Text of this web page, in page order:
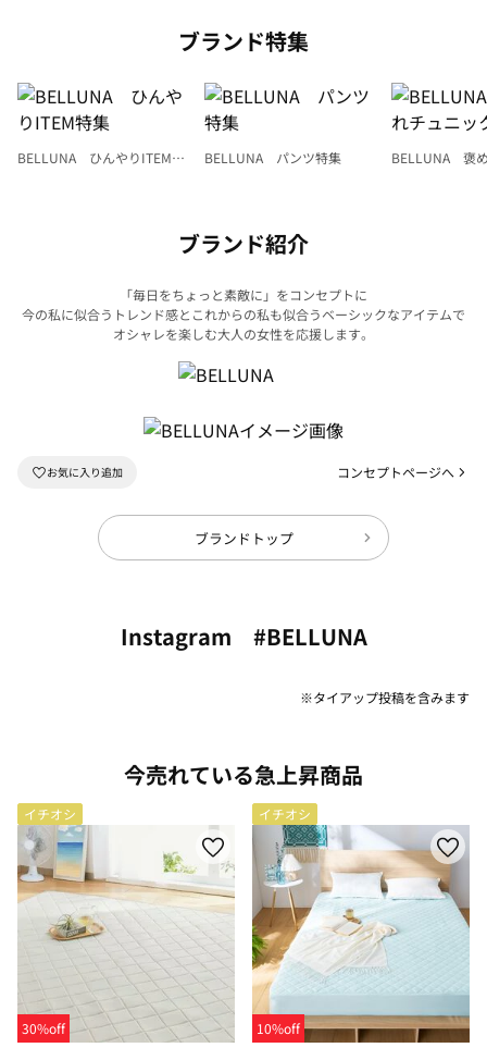
ブランド特集
BELLUNA ひんやりITEM特
BELLUNA パンツ特集
BELLUNA 褒
ブランド紹介
「毎日をちょっと素敵に」をコンセプトに
今の私に似合うトレンド感とこれからの私も似合うベーシックなアイテムで
オシャレを楽しむ大人の女性を応援します。
コンセプトページへ
ブランドトップ
Instagram #BELLUNA
※タイアップ投稿を含みます
今売れている急上昇商品
イチオシ
30%off
イチオシ
10%off